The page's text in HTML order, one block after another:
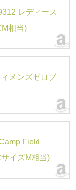
レディース
M相当)
メンズゼロブ
Field
イズM相当)